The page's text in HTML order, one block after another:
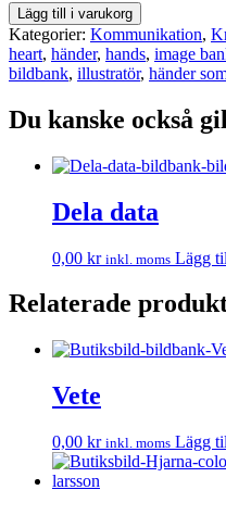
Lägg till i varukorg
Kategorier: Kommunikation,
heart, händer, hands, image
bildbank, illustratör, händer
Du kanske också
Dela data
0,00 kr inkl. moms Lägg
Relaterade
Vete
0,00 kr inkl. moms Lägg